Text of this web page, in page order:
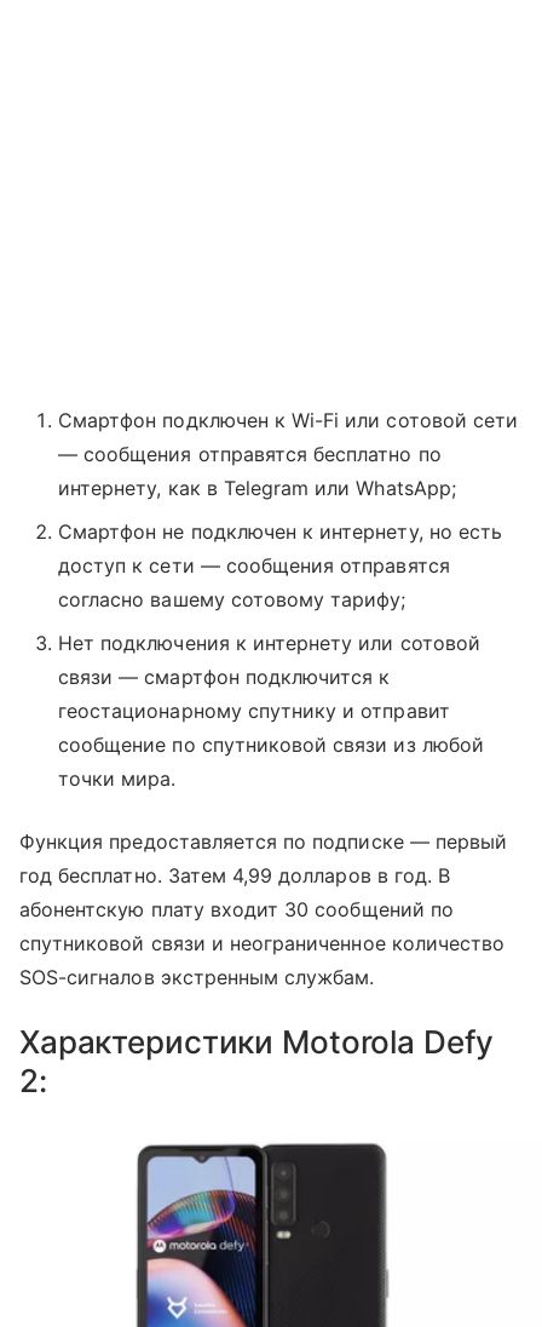
Смартфон подключен к Wi-Fi или сотовой сети
— сообщения отправятся бесплатно по
интернету, как в Telegram или WhatsApp;
Смартфон не подключен к интернету, но есть
доступ к сети — сообщения отправятся
согласно вашему сотовому тарифу;
Нет подключения к интернету или сотовой
связи — смартфон подключится к
геостационарному спутнику и отправит
сообщение по спутниковой связи из любой
точки мира.
Функция предоставляется по подписке — первый
год бесплатно. Затем 4,99 долларов в год. В
абонентскую плату входит 30 сообщений по
спутниковой связи и неограниченное количество
SOS-сигналов экстренным службам.
Характеристики Motorola Defy
2: